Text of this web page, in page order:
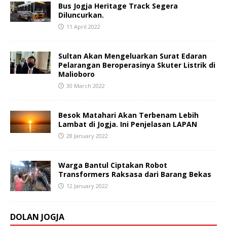
Bus Jogja Heritage Track Segera
Diluncurkan.
11 April 2022
Sultan Akan Mengeluarkan Surat Edaran
Pelarangan Beroperasinya Skuter Listrik di
Malioboro
30 March 2022
Besok Matahari Akan Terbenam Lebih
Lambat di Jogja. Ini Penjelasan LAPAN
28 January 2022
Warga Bantul Ciptakan Robot
Transformers Raksasa dari Barang Bekas
12 January 2022
DOLAN JOGJA